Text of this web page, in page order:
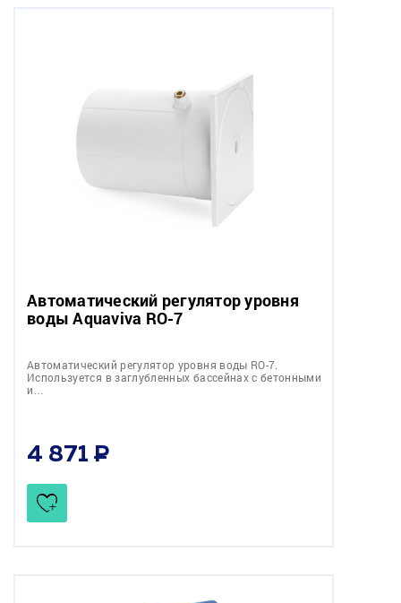
Автоматический регулятор уровня
воды Aquaviva RO-7
Автоматический регулятор уровня воды RO-7.
Используется в заглубленных бассейнах с бетонными
и…
4 871